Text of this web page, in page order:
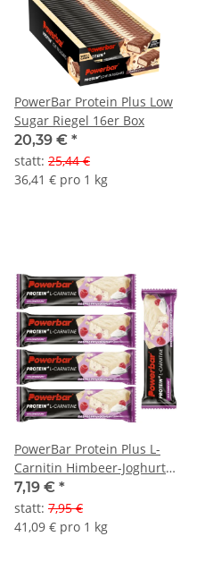
PowerBar Protein Plus Low
Sugar Riegel 16er Box
20,39 € *
statt: 25,44 €
36,41 € pro 1 kg
PowerBar Protein Plus L-
Carnitin Himbeer-Joghurt
Riegel 5er Pack
7,19 € *
statt: 7,95 €
41,09 € pro 1 kg